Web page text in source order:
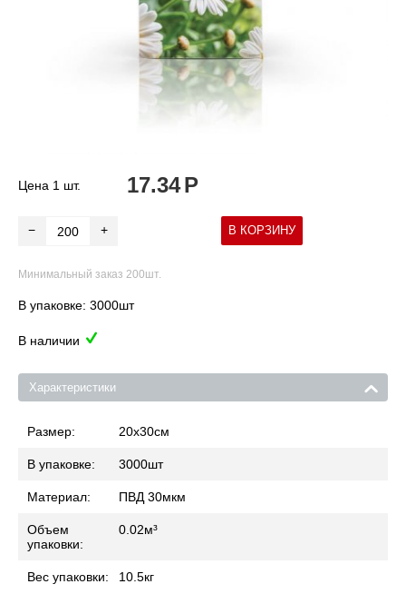
Цена 1 шт. 17.34Р
+
− В КОРЗИНУ
Минимальный заказ 200шт.
В упаковке: 3000шт
В наличии
Характеристики
Размер: 20x30см
В упаковке: 3000шт
Материал: ПВД 30мкм
Объем
упаковки:
0.02м³
Вес упаковки: 10.5кг